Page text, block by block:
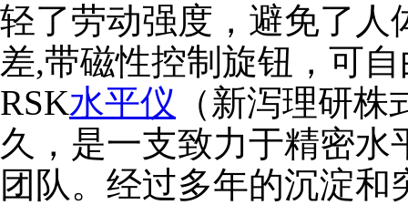
轻了劳动强度，避免了人
差,带磁性控制旋钮，可
RSK水平仪 （新泻理研
久，是一支致力于精密
团队。经过多年的沉淀